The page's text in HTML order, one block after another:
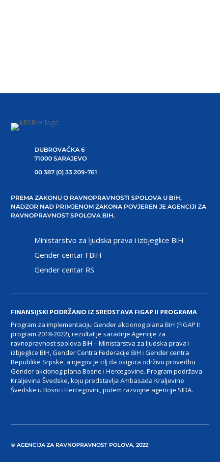
DUBROVAČKA 6
71000 SARAJEVO
00 387 (0) 33 209-761
PREMA ZAKONU O RAVNOPRAVNOSTI SPOLOVA U BIH,
NADZOR NAD PRIMJENOM ZAKONA POVJEREN JE AGENCIJI ZA
RAVNOPRAVNOST SPOLOVA BIH.
Ministarstvo za ljudska prava i izbjeglice BiH
Gender centar FBiH
Gender centar RS
FINANSIJSKI PODRŽANO IZ SREDSTAVA FIGAP II PROGRAMA
Program za implementaciju Gender akcionog plana BiH (FIGAP II
program 2018-2022), rezultat je saradnje Agencije za
ravnopravnost spolova BiH – Ministarstva za ljudska prava i
izbjeglice BIH, Gender Centra Federacije BiH i Gender centra
Republike Srpske, a njegov je cilj da osigura održivu provedbu
Gender akcionog plana Bosne i Hercegovine. Program podržava
Kraljevina Švedske, koju predstavlja Ambasada Kraljevine
Švedske u Bosni i Hercegovini, putem razvojne agencije SIDA.
© AGENCIJA ZA RAVNOPRAVNOST POLOVA, 2022